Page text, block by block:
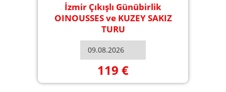
İzmir Çıkışlı Günübirlik
OINOUSSES ve KUZEY SAKIZ
TURU
119 €